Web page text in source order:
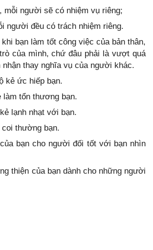
mỗi người sẽ có nhiệm vụ riêng;
người đều có trách nhiệm riêng.
bạn làm tốt công việc của bản thân,
của mình, chứ đâu phải là vượt quá
nhận thay nghĩa vụ của người khác.
kẻ ức hiếp bạn.
tổn thương bạn.
lạnh nhạt với bạn.
thường bạn.
bạn cho người đối tốt với bạn nhìn
thiện của bạn dành cho những người